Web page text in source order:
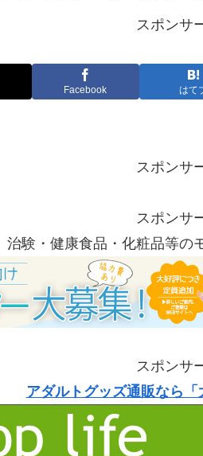
スポンサ
Facebook はて
スポンサ
スポンサ
治験・健康食品・化粧品等
スポンサ
アダルトグッズ通販なら「